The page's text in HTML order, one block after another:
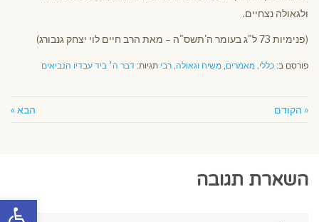
פתח
ולגאולה נצחיים.
(פנימיות 73 ל"ג בעומר ה'תשס"ה – מאת הרב חיים לוי יצחק גנבורג)
פורסם ב: כללי, מאמרים, משיח וגאולה, רבי תגיות: דבר ה׳ ביד עבדיו הנביאים
« הקודם הבא »
השארת תגובה